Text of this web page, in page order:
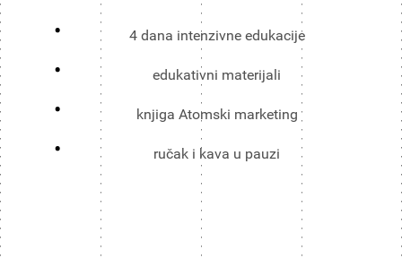
4 dana intenzivne edukacije
edukativni materijali
knjiga Atomski marketing
ručak i kava u pauzi